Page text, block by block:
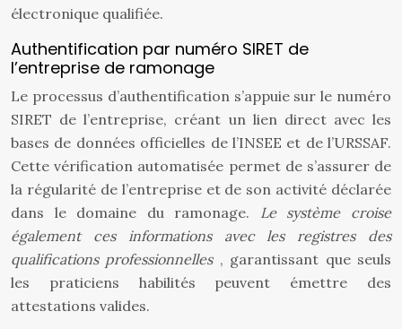
électronique qualifiée.
Authentification par numéro SIRET de
l’entreprise de ramonage
Le processus d’authentification s’appuie sur le numéro
SIRET de l’entreprise, créant un lien direct avec les
bases de données officielles de l’INSEE et de l’URSSAF.
Cette vérification automatisée permet de s’assurer de
la régularité de l’entreprise et de son activité déclarée
dans le domaine du ramonage. Le système croise
également ces informations avec les registres des
qualifications professionnelles , garantissant que seuls
les praticiens habilités peuvent émettre des
attestations valides.